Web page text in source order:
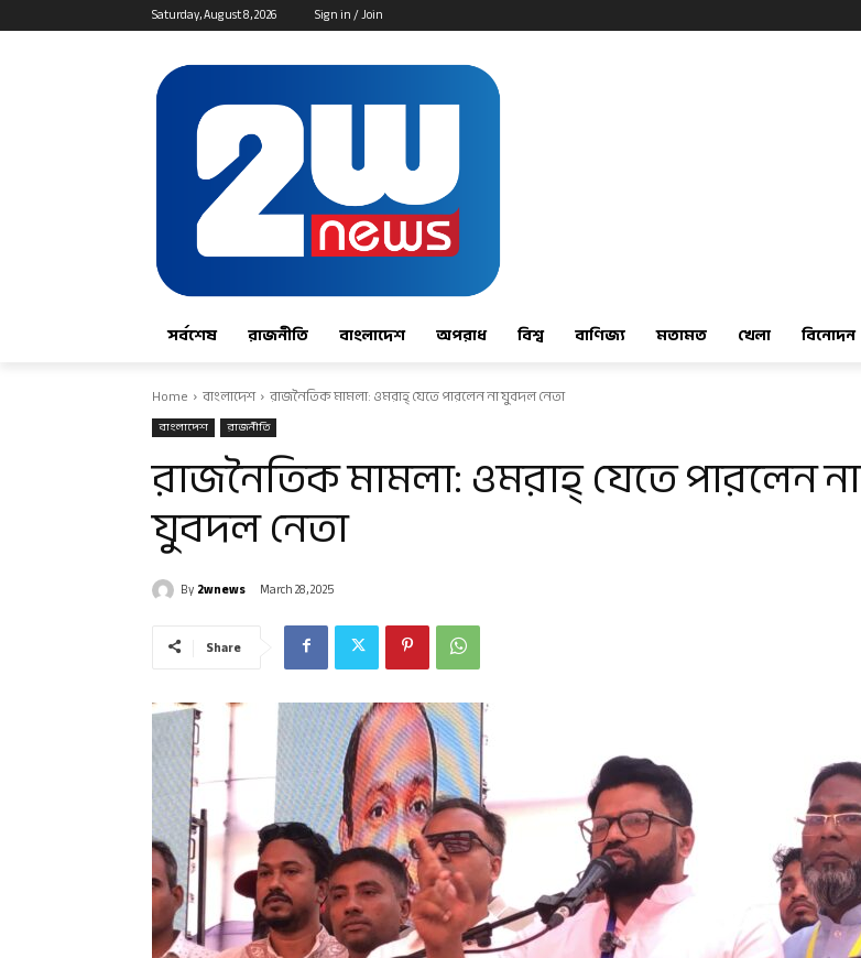
Saturday, August 8, 2026 Sign in / Join
সর্বশেষ রাজনীতি বাংলাদেশ অপরাধ বিশ্ব বাণিজ্য মতামত খেলা বিনোদন
Home বাংলাদেশ রাজনৈতিক মামলা: ওমরাহ্‌ যেতে পারলেন না যুবদল নেতা
বাংলাদেশ রাজনীতি
রাজনৈতিক মামলা: ওমরাহ্‌ যেতে পারলেন না
যুবদল নেতা
By2wnews March 28, 2025
Share